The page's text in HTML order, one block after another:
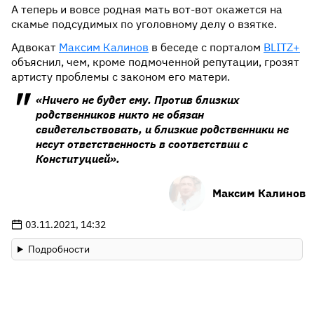
А теперь и вовсе родная мать вот-вот окажется на
скамье подсудимых по уголовному делу о взятке.
Адвокат Максим Калинов в беседе с порталом BLITZ+
объяснил, чем, кроме подмоченной репутации, грозят
артисту проблемы с законом его матери.
«Ничего не будет ему. Против близких
родственников никто не обязан
свидетельствовать, и близкие родственники не
несут ответственность в соответствии с
Конституцией».
Максим Калинов
03.11.2021, 14:32
Подробности